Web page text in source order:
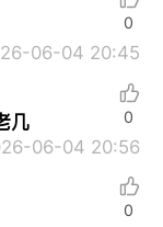
06-04 20:45
0
几
06-04 20:56
0
0